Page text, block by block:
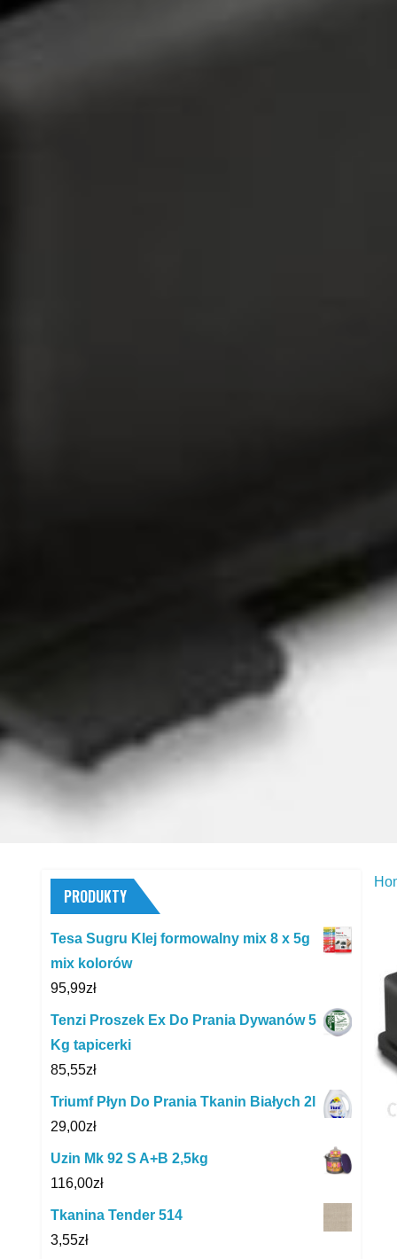
PRODUKTY
Tesa Sugru Klej formowalny mix 8 x 5g
mix kolorów
95,99zł
Tenzi Proszek Ex Do Prania Dywanów 5
Kg tapicerki
85,55zł
Triumf Płyn Do Prania Tkanin Białych 2l
29,00zł
Uzin Mk 92 S A+B 2,5kg
116,00zł
Tkanina Tender 514
3,55zł